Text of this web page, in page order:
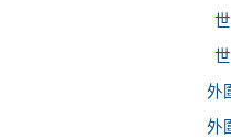
外
外